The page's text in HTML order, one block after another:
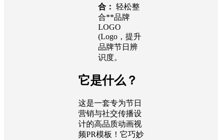
合： 轻松整
合**品牌
LOGO
(Logo，提升
品牌节日辨
识度。
它是什么？
这是一套专为节日
营销与社交传播设
计的高品质动画视
频PR模板！它巧妙